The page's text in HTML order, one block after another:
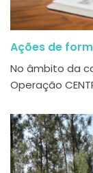
Ações de
No âmbito da
Operação